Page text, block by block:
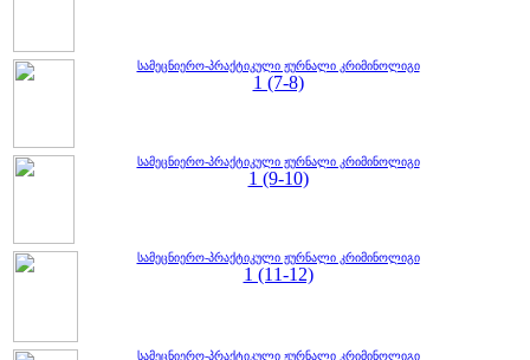
სამეცნიერო-პრაქტიკული ჟურნალი კრიმინოლიგი
1 (7-8)
სამეცნიერო-პრაქტიკული ჟურნალი კრიმინოლიგი
1 (9-10)
სამეცნიერო-პრაქტიკული ჟურნალი კრიმინოლიგი
1 (11-12)
სამეცნიერო-პრაქტიკული ჟურნალი კრიმინოლიგი